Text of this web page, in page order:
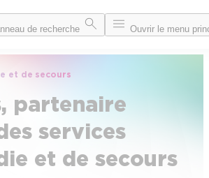
de recherche Ouvrir le menu
et de secours
partenaire
services
et de secours